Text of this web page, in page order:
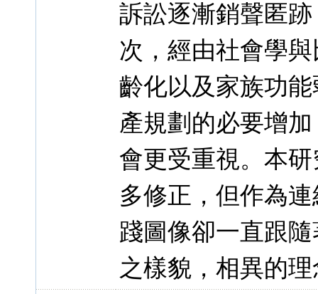
訴訟逐漸銷聲匿
次，經由社會學
齡化以及家族功
產規劃的必要增
會更受重視。本
多修正，但作為
踐圖像卻一直跟
之樣貌，相異的